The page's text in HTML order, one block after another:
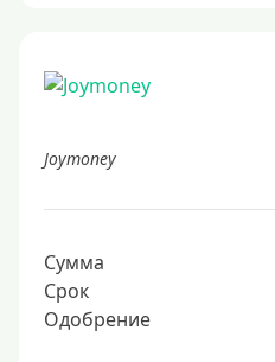
Joymoney
Сумма
Срок
Одобрение